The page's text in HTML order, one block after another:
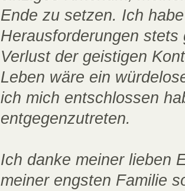
Ende zu setzen. Ich
Herausforderungen stets
Verlust der geistigen
Leben wäre ein
ich mich entschlossen
entgegenzutreten.
Ich danke meiner lieben
meiner engsten Familie